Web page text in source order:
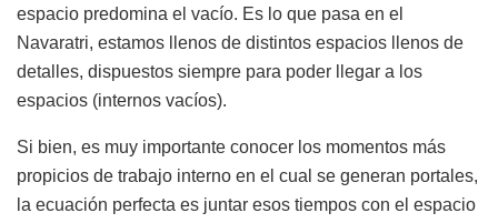
espacio predomina el vacío. Es lo que pasa en el
Navaratri, estamos llenos de distintos espacios llenos de
detalles, dispuestos siempre para poder llegar a los
espacios (internos vacíos).
Si bien, es muy importante conocer los momentos más
propicios de trabajo interno en el cual se generan portales,
la ecuación perfecta es juntar esos tiempos con el espacio